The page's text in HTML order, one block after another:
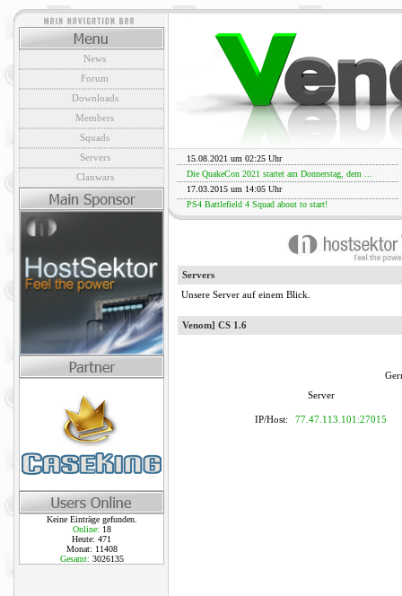
News
Forum
Downloads
Members
Squads
Servers
Clanwars
Keine Einträge gefunden.
Online: 18
Heute: 471
Monat: 11408
Gesamt: 3026135
15.08.2021 um 02:25 Uhr
Die QuakeCon 2021 startet am Donnerstag, dem ...
17.03.2015 um 14:05 Uhr
PS4 Battlefield 4 Squad about to start!
Servers
Unsere Server auf einem Blick.
Venom] CS 1.6
Server
IP/Host: 77.47.113.101:27015